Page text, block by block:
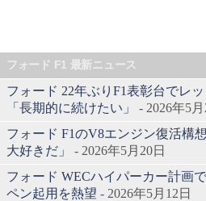
フォード F1 最新ニュース
フォード 22年ぶりF1表彰台でレ
「長期的に続けたい」
- 2026年5月
フォード F1のV8エンジン復活構
大好きだ」
- 2026年5月20日
フォード WECハイパーカー計画
ペン起用を熱望 - 2026年5月12日